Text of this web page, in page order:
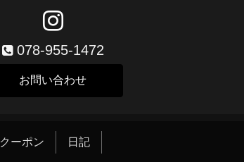
078-955-1472
お問い合わせ
クーポン 日記